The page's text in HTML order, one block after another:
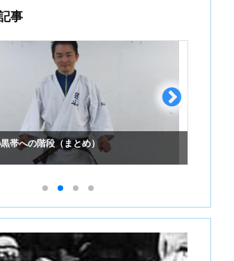
事
帯への階段（まとめ）